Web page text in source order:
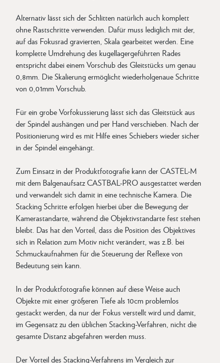
Alternativ lässt sich der Schlitten natürlich auch komplett
ohne Rastschritte verwenden. Dafür muss lediglich mit der,
auf das Fokusrad gravierten, Skala gearbeitet werden. Eine
komplette Umdrehung des kugellagergeführten Rades
entspricht dabei einem Vorschub des Gleitstücks um genau
0,8mm. Die Skalierung ermöglicht wiederholgenaue Schritte
von 0,01mm Vorschub.
Für ein grobe Vorfokussierung lässt sich das Gleitstück aus
der Spindel aushängen und per Hand verschieben. Nach der
Positionierung wird es mit Hilfe eines Schiebers wieder sicher
in der Spindel eingehängt.
Zum Einsatz in der Produktfotografie kann der CASTEL-M
mit dem Balgenaufsatz CASTBAL-PRO ausgestattet werden
und verwandelt sich damit in eine technische Kamera. Die
Stacking Schritte erfolgen hierbei über die Bewegung der
Kamerastandarte, während die Objektivstandarte fest stehen
bleibt. Das hat den Vorteil, dass die Position des Objektives
sich in Relation zum Motiv nicht verändert, was z.B. bei
Schmuckaufnahmen für die Steuerung der Reflexe von
Bedeutung sein kann.
In der Produktfotografie können auf diese Weise auch
Objekte mit einer größeren Tiefe als 10cm problemlos
gestackt werden, da nur der Fokus verstellt wird und damit,
im Gegensatz zu den üblichen Stacking-Verfahren, nicht die
gesamte Distanz abgefahren werden muss.
Der Vorteil des Stacking-Verfahrens im Vergleich zur